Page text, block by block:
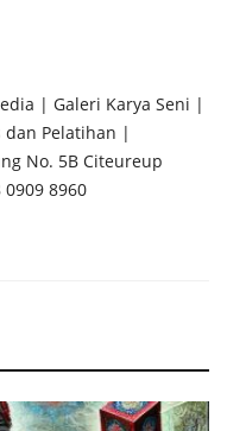
| Galeri Karya Seni |
dan Pelatihan |
No. 5B Citeureup
8960